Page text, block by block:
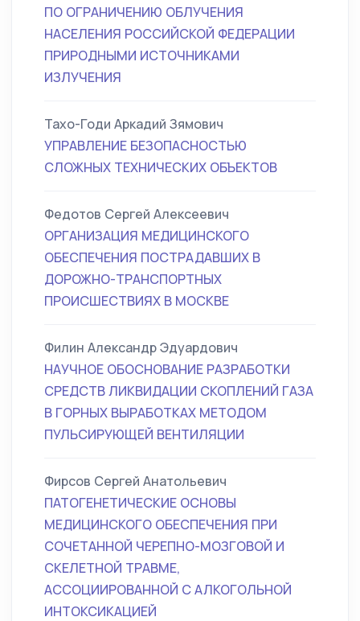
ПО ОГРАНИЧЕНИЮ ОБЛУЧЕНИЯ
НАСЕЛЕНИЯ РОССИЙСКОЙ ФЕДЕРАЦИИ
ПРИРОДНЫМИ ИСТОЧНИКАМИ
ИЗЛУЧЕНИЯ
Тахо-Годи Аркадий Зямович
УПРАВЛЕНИЕ БЕЗОПАСНОСТЬЮ
СЛОЖНЫХ ТЕХНИЧЕСКИХ ОБЪЕКТОВ
Федотов Сергей Алексеевич
ОРГАНИЗАЦИЯ МЕДИЦИНСКОГО
ОБЕСПЕЧЕНИЯ ПОСТРАДАВШИХ В
ДОРОЖНО-ТРАНСПОРТНЫХ
ПРОИСШЕСТВИЯХ В МОСКВЕ
Филин Александр Эдуардович
НАУЧНОЕ ОБОСНОВАНИЕ РАЗРАБОТКИ
СРЕДСТВ ЛИКВИДАЦИИ СКОПЛЕНИЙ ГАЗА
В ГОРНЫХ ВЫРАБОТКАХ МЕТОДОМ
ПУЛЬСИРУЮЩЕЙ ВЕНТИЛЯЦИИ
Фирсов Сергей Анатольевич
ПАТОГЕНЕТИЧЕСКИЕ ОСНОВЫ
МЕДИЦИНСКОГО ОБЕСПЕЧЕНИЯ ПРИ
СОЧЕТАННОЙ ЧЕРЕПНО-МОЗГОВОЙ И
СКЕЛЕТНОЙ ТРАВМЕ,
АССОЦИИРОВАННОЙ С АЛКОГОЛЬНОЙ
ИНТОКСИКАЦИЕЙ